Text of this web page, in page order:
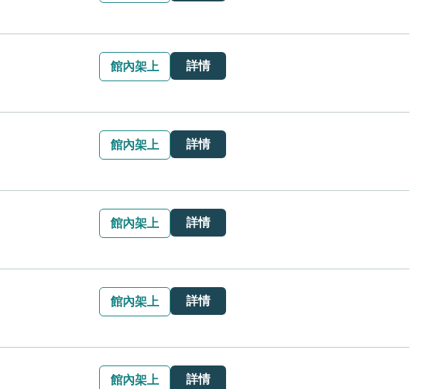
館內架上 詳情
館內架上 詳情
館內架上 詳情
館內架上 詳情
館內架上 詳情